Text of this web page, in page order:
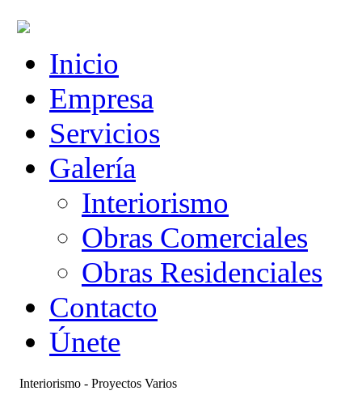
Inicio
Empresa
Servicios
Galería
Interiorismo
Obras Comerciales
Obras Residenciales
Contacto
Únete
Interiorismo - Proyectos Varios